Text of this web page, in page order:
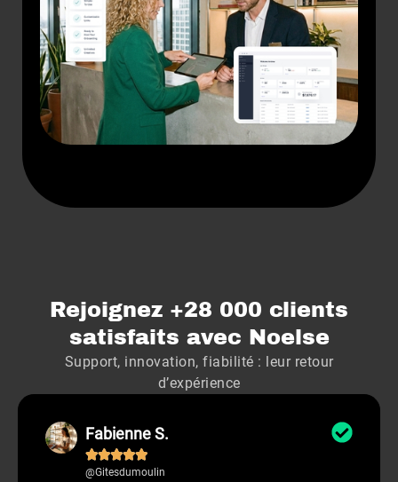
Rejoignez +28 000 clients
satisfaits avec Noelse
Support, innovation, fiabilité : leur retour
d’expérience
Fabienne S.

@Gitesdumoulin